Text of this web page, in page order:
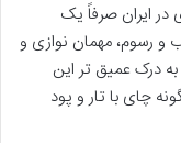
در ایران صرفاً یک
و رسوم، مهمان نوازی و
به درک عمیق تر این
چای با تار و پود